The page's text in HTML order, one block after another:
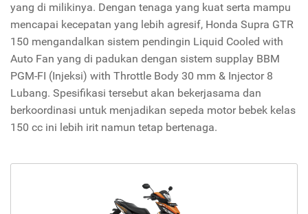
yang di milikinya. Dengan tenaga yang kuat serta mampu
mencapai kecepatan yang lebih agresif, Honda Supra GTR
150 mengandalkan sistem pendingin Liquid Cooled with
Auto Fan yang di padukan dengan sistem supplay BBM
PGM-FI (Injeksi) with Throttle Body 30 mm & Injector 8
Lubang. Spesifikasi tersebut akan bekerjasama dan
berkoordinasi untuk menjadikan sepeda motor bebek kelas
150 cc ini lebih irit namun tetap bertenaga.